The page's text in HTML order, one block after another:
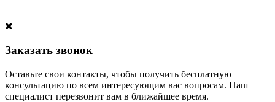
Заказать звонок
Оставьте свои контакты, чтобы получить бесплатную
консультацию по всем интересующим вас вопросам. Наш
специалист перезвонит вам в ближайшее время.